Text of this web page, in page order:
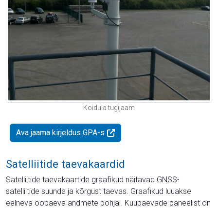
Koidula tugijaam
Ava jaama kirjeldus GPA-s
Satelliitide taevakaardid
Satelliitide taevakaartide graafikud näitavad GNSS-
satelliitide suunda ja kõrgust taevas. Graafikud luuakse
eelneva ööpäeva andmete põhjal. Kuupäevade paneelist on